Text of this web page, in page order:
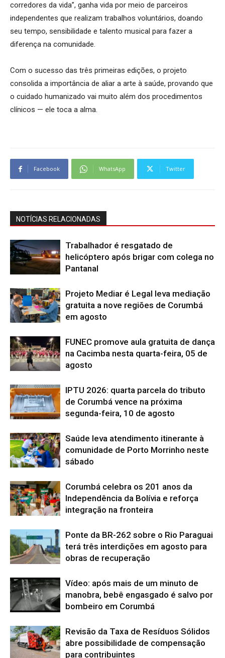
corredores da vida”, ganha vida por meio de parceiros
independentes que realizam trabalhos voluntários, doando
seu tempo, sensibilidade e talento musical para fazer a
diferença na comunidade.
Com o sucesso das três primeiras edições, o projeto
consolida a importância de aliar a arte à saúde, provando que
o cuidado humanizado vai muito além dos procedimentos
clínicos — ele toca a alma.
Facebook WhatsApp Twitter
NOTÍCIAS RELACIONADAS
Trabalhador é resgatado de
helicóptero após brigar com colega no
Pantanal
Projeto Mediar é Legal leva mediação
gratuita a nove regiões de Corumbá
em agosto
FUNEC promove aula gratuita de dança
na Cacimba nesta quarta-feira, 05 de
agosto
IPTU 2026: quarta parcela do tributo
de Corumbá vence na próxima
segunda-feira, 10 de agosto
Saúde leva atendimento itinerante à
comunidade de Porto Morrinho neste
sábado
Corumbá celebra os 201 anos da
Independência da Bolívia e reforça
integração na fronteira
Ponte da BR-262 sobre o Rio Paraguai
terá três interdições em agosto para
obras de recuperação
Vídeo: após mais de um minuto de
manobra, bebê engasgado é salvo por
bombeiro em Corumbá
Revisão da Taxa de Resíduos Sólidos
abre possibilidade de compensação
para contribuintes